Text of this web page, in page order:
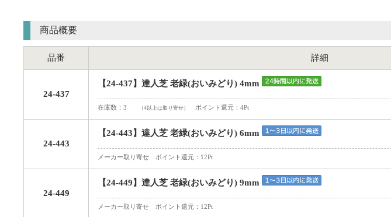
商品概要
品番 詳細
24-437
【24-437】達人芝 老緑(おいみどり) 4mm
在庫数：3 （4以上は取り寄せ） ポイント還元：4Pt
24-443
【24-443】達人芝 老緑(おいみどり) 6mm
メーカー取り寄せ ポイント還元：12Pt
24-449
【24-449】達人芝 老緑(おいみどり) 9mm
メーカー取り寄せ ポイント還元：12Pt